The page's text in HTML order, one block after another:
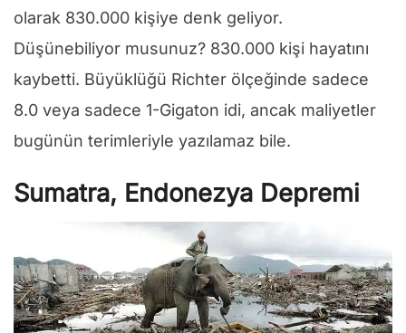
olarak 830.000 kişiye denk geliyor.
Düşünebiliyor musunuz? 830.000 kişi hayatını
kaybetti. Büyüklüğü Richter ölçeğinde sadece
8.0 veya sadece 1-Gigaton idi, ancak maliyetler
bugünün terimleriyle yazılamaz bile.
Sumatra, Endonezya Depremi